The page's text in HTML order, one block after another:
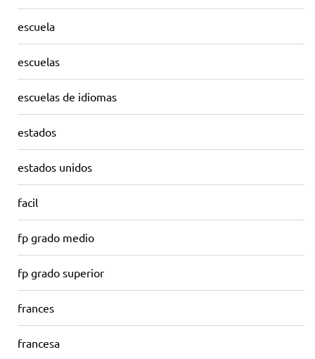
escuela
escuelas
escuelas de idiomas
estados
estados unidos
facil
fp grado medio
fp grado superior
frances
francesa